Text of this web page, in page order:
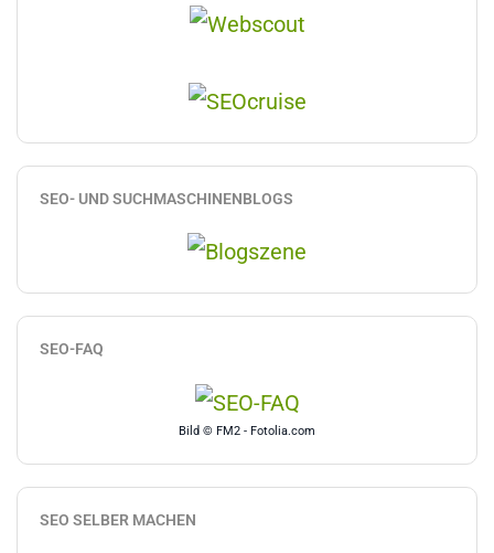
SEO- UND SUCHMASCHINENBLOGS
SEO-FAQ
Bild © FM2 - Fotolia.com
SEO SELBER MACHEN